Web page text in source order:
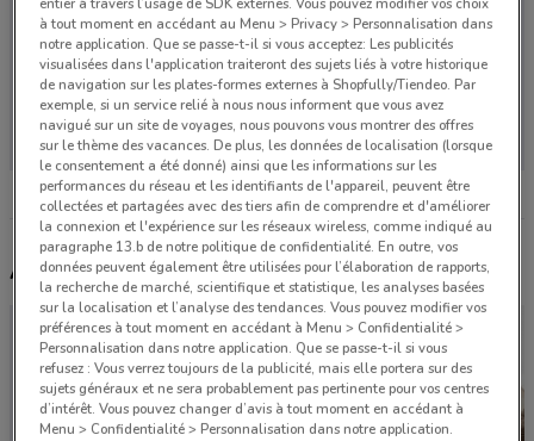
il n'y a pas de magasins dans les environs
Autres catalogues à proximité
à tout moment en accédant au Menu > Privacy > Personnalisation dans
notre application. Que se passe-t-il si vous acceptez: Les publicités
visualisées dans l'application traiteront des sujets liés à votre historique
de navigation sur les plates-formes externes à Shopfully/Tiendeo. Par
exemple, si un service relié à nous nous informent que vous avez
navigué sur un site de voyages, nous pouvons vous montrer des offres
sur le thème des vacances. De plus, les données de localisation (lorsque
le consentement a été donné) ainsi que les informations sur les
performances du réseau et les identifiants de l'appareil, peuvent être
collectées et partagées avec des tiers afin de comprendre et d'améliorer
la connexion et l'expérience sur les réseaux wireless, comme indiqué au
paragraphe 13.b de notre politique de confidentialité. En outre, vos
données peuvent également être utilisées pour l’élaboration de rapports,
la recherche de marché, scientifique et statistique, les analyses basées
sur la localisation et l’analyse des tendances. Vous pouvez modifier vos
préférences à tout moment en accédant à Menu > Confidentialité >
Personnalisation dans notre application. Que se passe-t-il si vous
refusez : Vous verrez toujours de la publicité, mais elle portera sur des
sujets généraux et ne sera probablement pas pertinente pour vos centres
d’intérêt. Vous pouvez changer d’avis à tout moment en accédant à
Menu > Confidentialité > Personnalisation dans notre application.